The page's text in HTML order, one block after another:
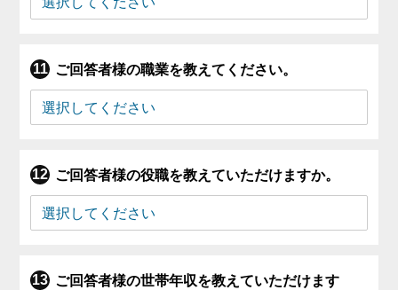
ご回答者様の職業を教えてください。
ご回答者様の役職を教えていただけますか。
ご回答者様の世帯年収を教えていただけます